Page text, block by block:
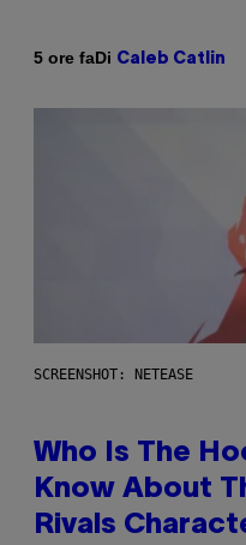
5 ore faDi Caleb Catlin
SCREENSHOT: NETEASE
Who Is The
Know About
Rivals